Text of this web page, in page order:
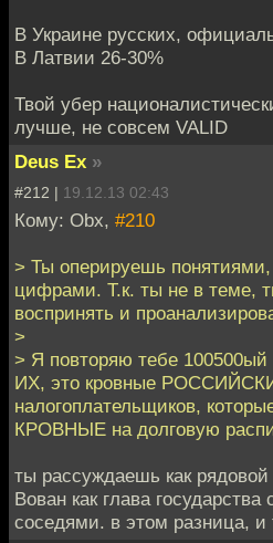
В Украине русских,
В Латвии 26-30%
Твой убер
лучше, не совсем VALID
Deus Ex »
#212 | 19.12.13 02:43
Кому: Obx, #210
> Ты оперируешь
цифрами. Т.к. ты не в теме,
воспринять и
>
> Я повторяю тебе
ИХ, это кровные
налогоплательщиков,
КРОВНЫЕ на долговую
ты рассуждаешь как
Вован как глава
соседями. в этом разница, и